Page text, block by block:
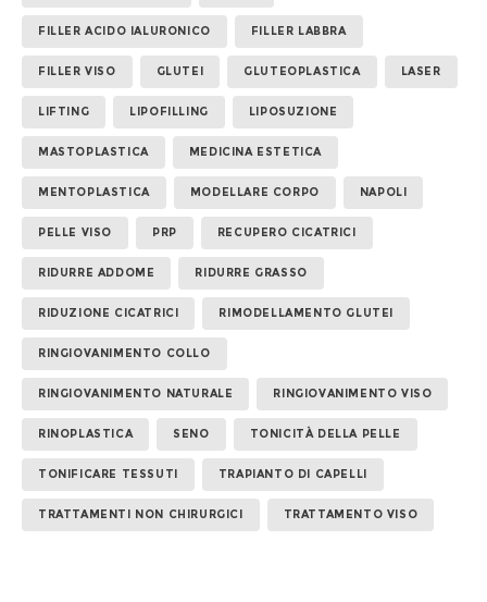
FILLER ACIDO IALURONICO FILLER LABBRA
FILLER VISO GLUTEI GLUTEOPLASTICA LASER
LIFTING LIPOFILLING LIPOSUZIONE
MASTOPLASTICA MEDICINA ESTETICA
MENTOPLASTICA MODELLARE CORPO NAPOLI
PELLE VISO PRP RECUPERO CICATRICI
RIDURRE ADDOME RIDURRE GRASSO
RIDUZIONE CICATRICI RIMODELLAMENTO GLUTEI
RINGIOVANIMENTO COLLO
RINGIOVANIMENTO NATURALE RINGIOVANIMENTO VISO
RINOPLASTICA SENO TONICITÀ DELLA PELLE
TONIFICARE TESSUTI TRAPIANTO DI CAPELLI
TRATTAMENTI NON CHIRURGICI TRATTAMENTO VISO